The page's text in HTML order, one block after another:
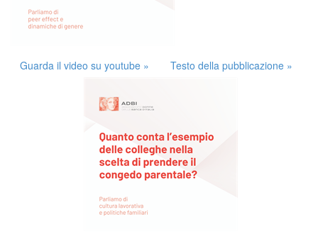
Guarda il video su youtube » Testo della pubblicazione »